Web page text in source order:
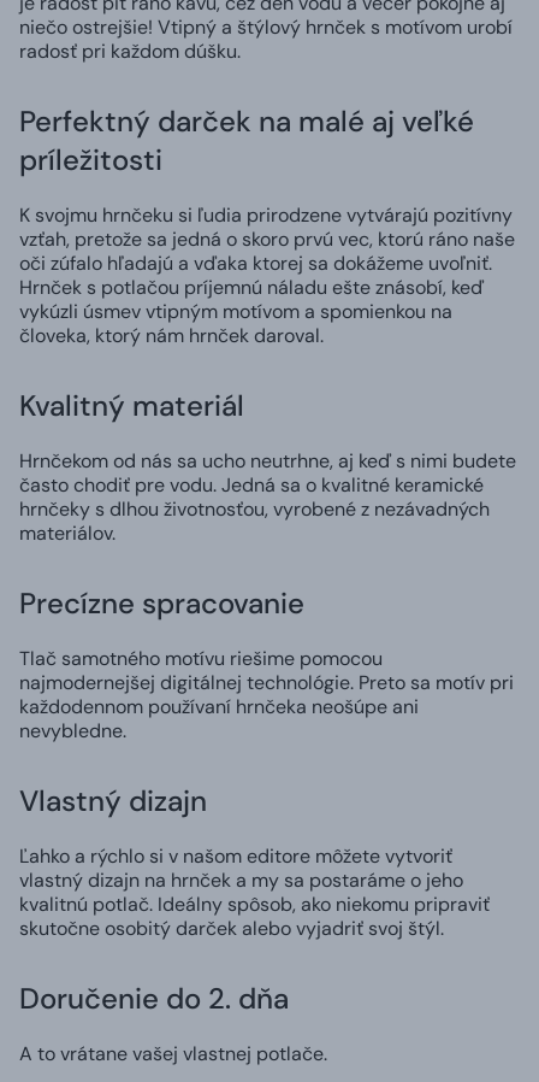
niečo ostrejšie! Vtipný a štýlový hrnček s motívom urobí
radosť pri každom dúšku.
Perfektný darček na malé aj veľké
príležitosti
K svojmu hrnčeku si ľudia prirodzene vytvárajú pozitívny
vzťah, pretože sa jedná o skoro prvú vec, ktorú ráno naše
oči zúfalo hľadajú a vďaka ktorej sa dokážeme uvoľniť.
Hrnček s potlačou príjemnú náladu ešte znásobí, keď
vykúzli úsmev vtipným motívom a spomienkou na
človeka, ktorý nám hrnček daroval.
Kvalitný materiál
Hrnčekom od nás sa ucho neutrhne, aj keď s nimi budete
často chodiť pre vodu. Jedná sa o kvalitné keramické
hrnčeky s dlhou životnosťou, vyrobené z nezávadných
materiálov.
Precízne spracovanie
Tlač samotného motívu riešime pomocou
najmodernejšej digitálnej technológie. Preto sa motív pri
každodennom používaní hrnčeka neošúpe ani
nevybledne.
Vlastný dizajn
Ľahko a rýchlo si v našom editore môžete vytvoriť
vlastný dizajn na hrnček a my sa postaráme o jeho
kvalitnú potlač. Ideálny spôsob, ako niekomu pripraviť
skutočne osobitý darček alebo vyjadriť svoj štýl.
Doručenie do 2. dňa
A to vrátane vašej vlastnej potlače.